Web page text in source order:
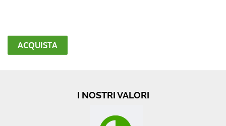
ACQUISTA
I NOSTRI VALORI